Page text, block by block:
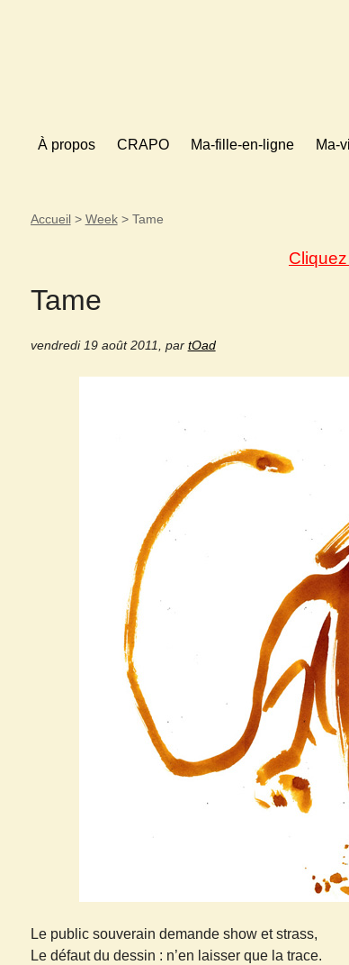
À propos CRAPO Ma-fille-en-ligne Ma-
Accueil> Week> Tame
Tame
vendredi 19 août 2011 par tOad
Le public souverain demande show et strass,
Le défaut du dessin : n’en laisser que la trace.